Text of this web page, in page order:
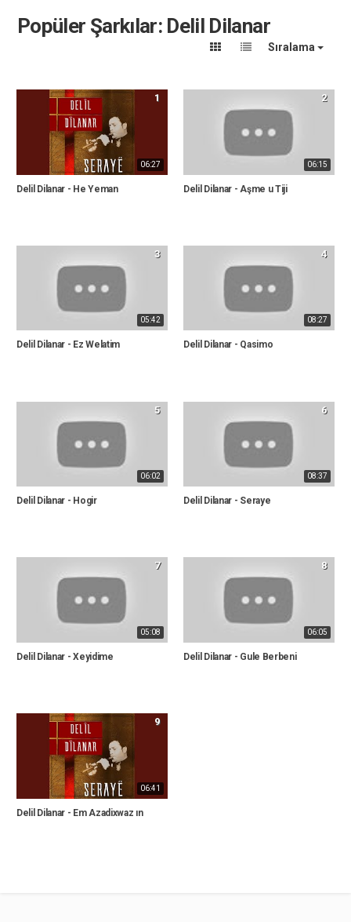
Popüler Şarkılar: Delil Dilanar
Sıralama
06:27
1
Delil Dilanar - He Yeman
06:15
2
Delil Dilanar - Aşme u Tiji
05:42
3
Delil Dilanar - Ez Welatim
08:27
4
Delil Dilanar - Qasimo
06:02
5
Delil Dilanar - Hogir
08:37
6
Delil Dilanar - Seraye
05:08
7
Delil Dilanar - Xeyidime
06:05
8
Delil Dilanar - Gule Berbeni
06:41
9
Delil Dilanar - Em Azadixwaz ın